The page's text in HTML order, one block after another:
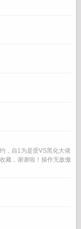
，自1为是受VS黑化大佬
藏，谢谢啦！操作无敌傲